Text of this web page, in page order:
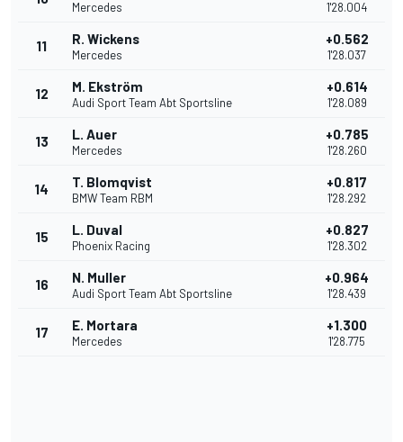
Mercedes 1'28.004
11 R. Wickens
Mercedes
+0.562
1'28.037
12 M. Ekström
Audi Sport Team Abt Sportsline
+0.614
1'28.089
13 L. Auer
Mercedes
+0.785
1'28.260
14 T. Blomqvist
BMW Team RBM
+0.817
1'28.292
15 L. Duval
Phoenix Racing
+0.827
1'28.302
16 N. Muller
Audi Sport Team Abt Sportsline
+0.964
1'28.439
17 E. Mortara
Mercedes
+1.300
1'28.775